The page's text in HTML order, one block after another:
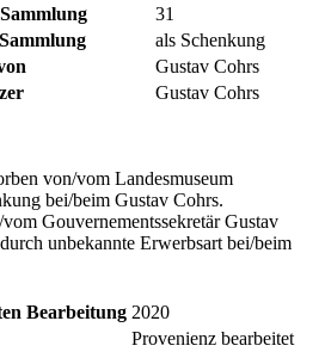
31
als Schenkung
Gustav Cohrs
Gustav Cohrs
von/vom Landesmuseum
bei/beim Gustav Cohrs.
Gouvernementssekretär Gustav
unbekannte Erwerbsart bei/beim
Bearbeitung 2020
Provenienz bearbeitet